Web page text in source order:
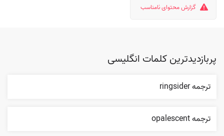
گزارش محتوای نامناسب
پربازدیدترین کلمات انگلیسی
ترجمه ringsider
ترجمه opalescent